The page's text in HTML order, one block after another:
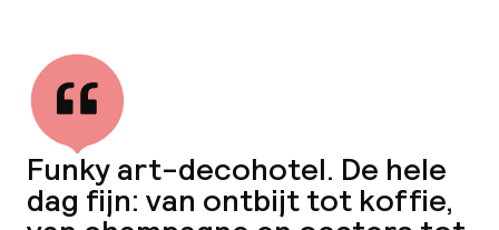
Funky art-decohotel. De hele
dag fijn: van ontbijt tot koffie,